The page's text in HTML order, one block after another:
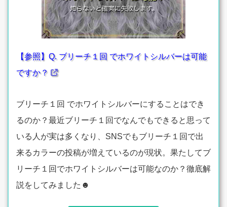
【参照】Q. ブリーチ１回 でホワイトシルバーは可能
ですか？
ブリーチ１回 でホワイトシルバーにすることはでき
るのか？最近ブリーチ１回でなんでもできると思って
いる人が実は多くなり、SNSでもブリーチ１回で出
来るカラーの投稿が増えているのが現状。果たしてブ
リーチ１回でホワイトシルバーは可能なのか？徹底解
説をしてみました☻